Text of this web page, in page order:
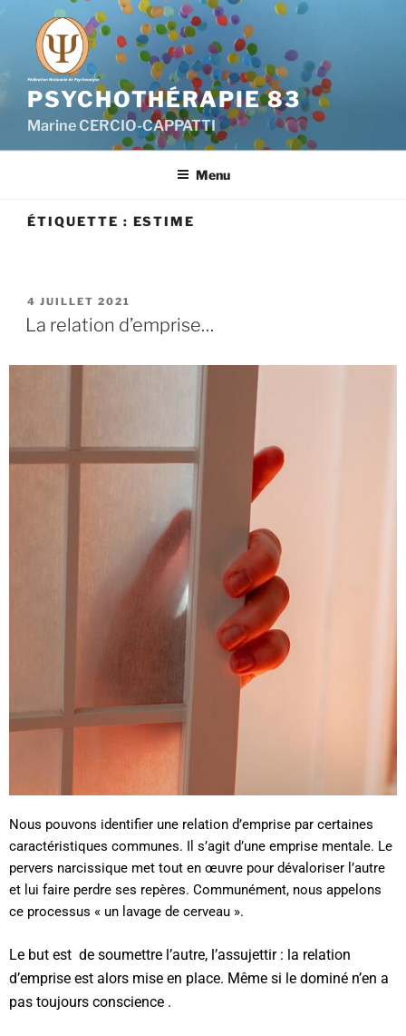
PSYCHOTHÉRAPIE 83
Marine CERCIO-CAPPATTI
Menu
ÉTIQUETTE : ESTIME
4 JUILLET 2021
La relation d’emprise…
Nous pouvons identifier une relation d’emprise par certaines
caractéristiques communes. Il s’agit d’une emprise mentale. Le
pervers narcissique met tout en œuvre pour dévaloriser l’autre
et lui faire perdre ses repères. Communément, nous appelons
ce processus « un lavage de cerveau ».
Le but est de soumettre l’autre, l’assujettir : la relation
d’emprise est alors mise en place. Même si le dominé n’en a
pas toujours conscience .